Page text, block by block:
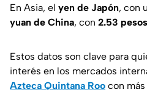
En Asia, el yen de Japón, con
yuan de China, con 2.53 pesos
Estos datos son clave para
interés en los mercados
Azteca Quintana Roo con más